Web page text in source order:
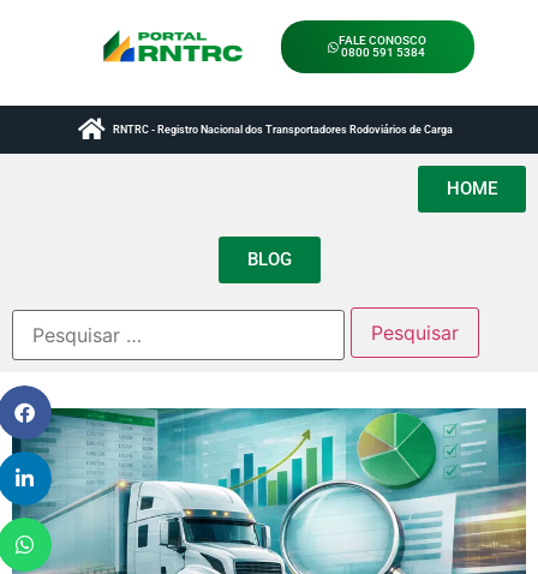
FALE CONOSCO
0800 591 5384
RNTRC - Registro Nacional dos Transportadores Rodoviários de Carga
HOME
BLOG